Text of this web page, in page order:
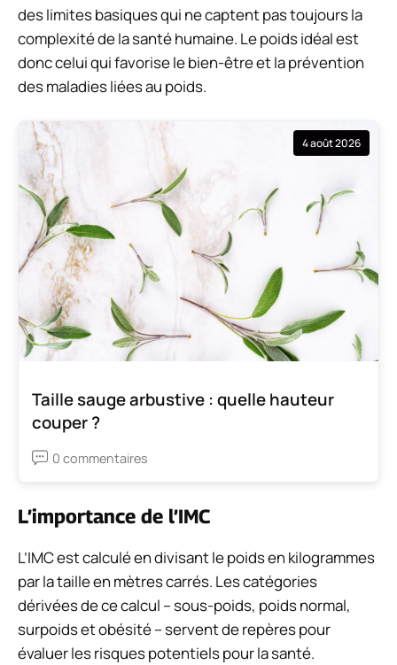
des limites basiques qui ne captent pas toujours la
complexité de la santé humaine. Le poids idéal est
donc celui qui favorise le bien-être et la prévention
des maladies liées au poids.
4 août 2026
Taille sauge arbustive : quelle hauteur
couper ?
0 commentaires
L’importance de l’IMC
L’IMC est calculé en divisant le poids en kilogrammes
par la taille en mètres carrés. Les catégories
dérivées de ce calcul – sous-poids, poids normal,
surpoids et obésité – servent de repères pour
évaluer les risques potentiels pour la santé.